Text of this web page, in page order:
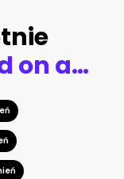
Rosemary bound on a wooden board